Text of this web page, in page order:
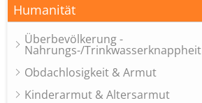
Humanität
Überbevölkerung -
Nahrungs-/Trinkwasserknappheit
Obdachlosigkeit & Armut
Kinderarmut & Altersarmut